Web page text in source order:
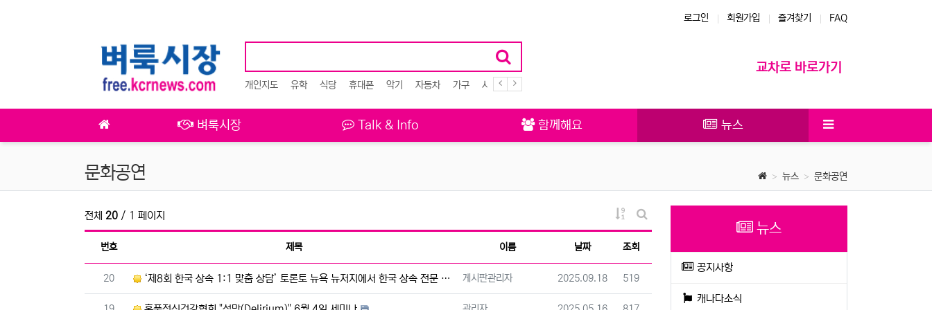
로그인 회원가입 즐겨찾기 FAQ
개인지도 유학 식당 휴대폰 악기 자동차 가구 사고팔고
교차로 바로가기
벼룩시장 Talk & Info 함께해요 뉴스
문화공연 뉴스 문화공연
전체 20 / 1 페이지
게시물 정렬
게시판 검색
번호
제목 이름 날짜 조회
번호
20 ‘제8회 한국 상속 1:1 맞춤 상담’ 토론토 뉴욕 뉴저지에서 한국 상속 전문 변호사와 직접 만나 보세요. 등록자
게시판관리자 등록일
2025.09.18 조회
519
뉴스
공지사항
캐나다소식